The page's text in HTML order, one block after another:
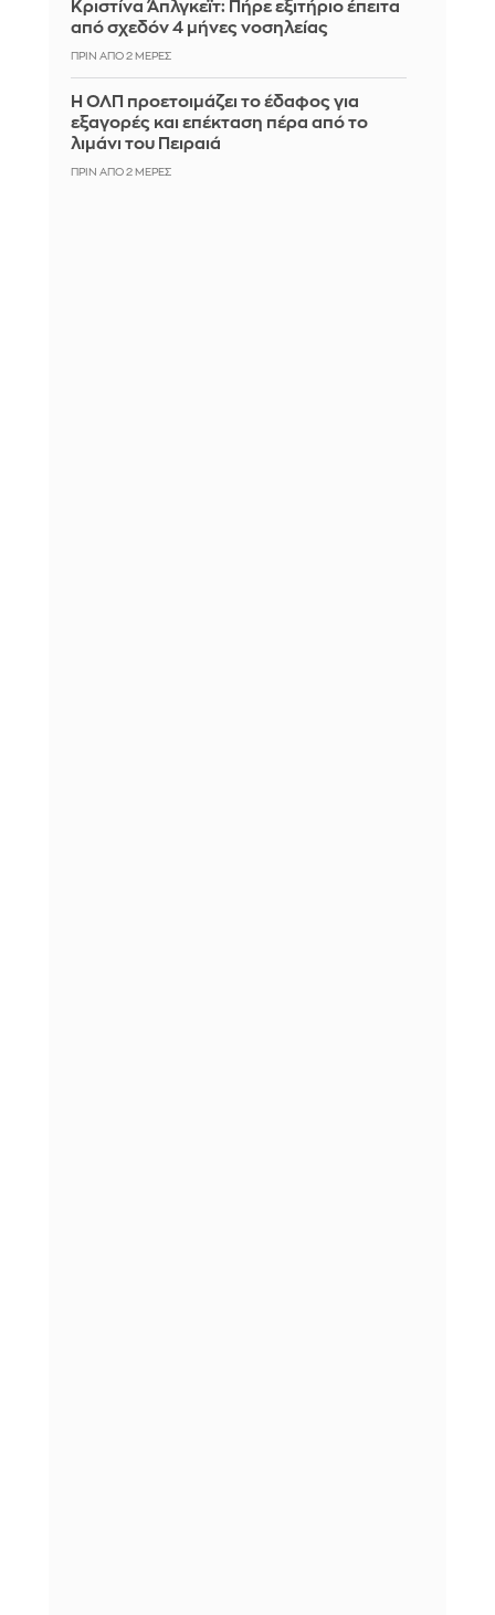
Κριστίνα Άπλγκεϊτ: Πήρε εξιτήριο έπειτα
από σχεδόν 4 μήνες νοσηλείας
ΠΡΙΝ ΑΠΌ 2 ΜΈΡΕΣ
H ΟΛΠ προετοιμάζει το έδαφος για
εξαγορές και επέκταση πέρα από το
λιμάνι του Πειραιά
ΠΡΙΝ ΑΠΌ 2 ΜΈΡΕΣ